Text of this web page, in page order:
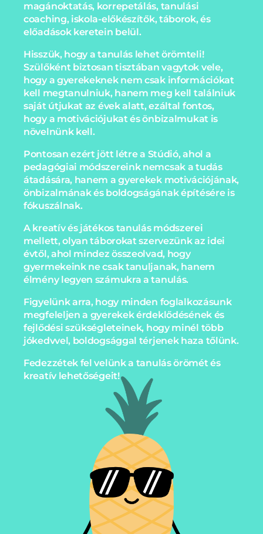
magánoktatás, korrepetálás, tanulási
coaching, iskola-előkészítők, táborok, és
előadások keretein belül.
Hisszük, hogy a tanulás lehet örömteli!
Szülőként biztosan tisztában vagytok vele,
hogy a gyerekeknek nem csak információkat
kell megtanulniuk, hanem meg kell találniuk
saját útjukat az évek alatt, ezáltal fontos,
hogy a motivációjukat és önbizalmukat is
növelnünk kell.
Pontosan ezért jött létre a Stúdió, ahol a
pedagógiai módszereink nemcsak a tudás
átadására, hanem a gyerekek motivációjának,
önbizalmának és boldogságának építésére is
fókuszálnak.
A kreatív és játékos tanulás módszerei
mellett, olyan táborokat szervezünk az idei
évtől, ahol mindez összeolvad, hogy
gyermekeink ne csak tanuljanak, hanem
élmény legyen számukra a tanulás.
Figyelünk arra, hogy minden foglalkozásunk
megfeleljen a gyerekek érdeklődésének és
fejlődési szükségleteinek, hogy minél több
jókedvvel, boldogsággal térjenek haza tőlünk.
Fedezzétek fel velünk a tanulás örömét és
kreatív lehetőségeit!